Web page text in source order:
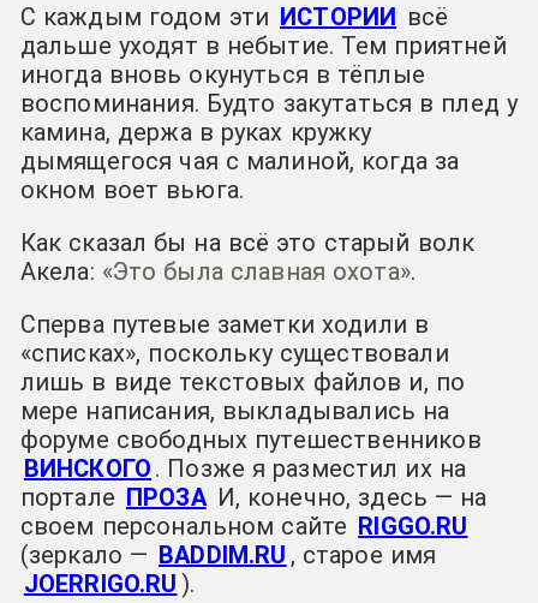
С каждым годом эти ИСТОРИИ всё
дальше уходят в небытие. Тем приятней
иногда вновь окунуться в тёплые
воспоминания. Будто закутаться в плед у
камина, держа в руках кружку
дымящегося чая с малиной, когда за
окном воет вьюга.
Как сказал бы на всё это старый волк
Акела: «Это была славная охота».
Сперва путевые заметки ходили в
«списках», поскольку существовали
лишь в виде текстовых файлов и, по
мере написания, выкладывались на
форуме свободных путешественников
ВИНСКОГО . Позже я разместил их на
портале ПРОЗА И, конечно, здесь — на
своем персональном сайте RIGGO.RU
(зеркало — BADDIM.RU , старое имя
JOERRIGO.RU ).